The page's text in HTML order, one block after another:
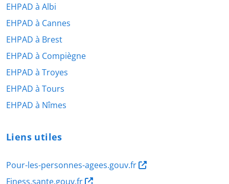
EHPAD à Albi
EHPAD à Cannes
EHPAD à Brest
EHPAD à Compiègne
EHPAD à Troyes
EHPAD à Tours
EHPAD à Nîmes
Liens utiles
Pour-les-personnes-agees.gouv.fr
Finess.sante.gouv.fr